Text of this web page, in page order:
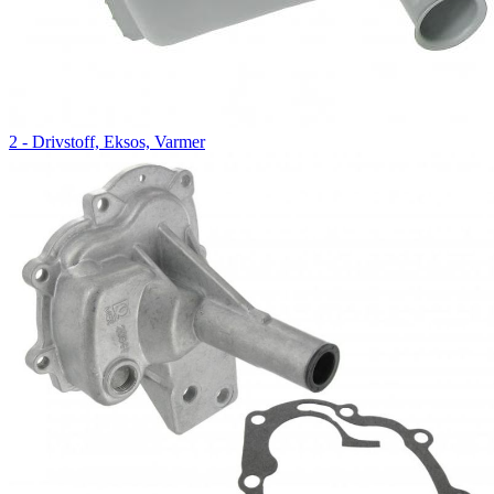
2 - Drivstoff, Eksos, Varmer